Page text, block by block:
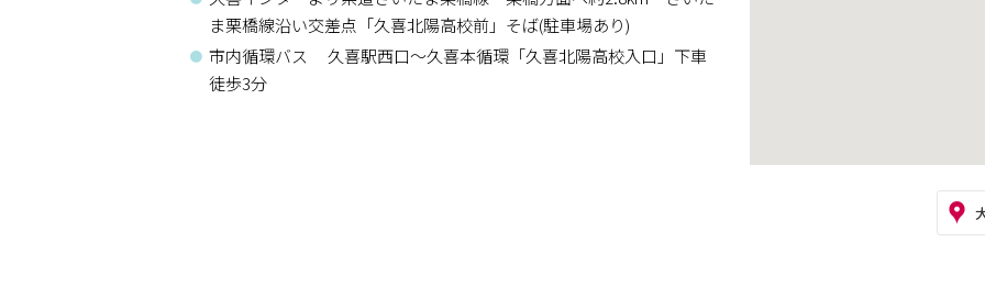
ま栗橋線沿い交差点「久喜北陽高校前」そば(駐車場あり)
市内循環バス 久喜駅西口～久喜本循環「久喜北陽高校入口」下車
徒歩3分